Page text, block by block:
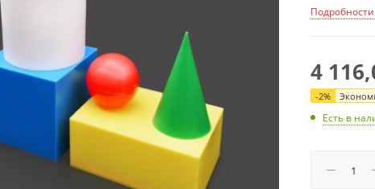
Подробности
4
-2%
Есть в